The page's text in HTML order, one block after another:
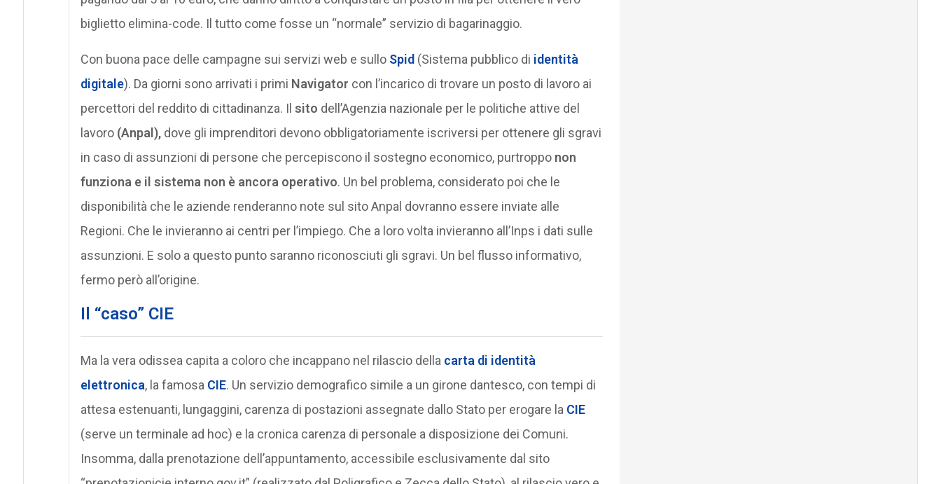
biglietto elimina-code. Il tutto come fosse un “normale” servizio di bagarinaggio.
Con buona pace delle campagne sui servizi web e sullo Spid (Sistema pubblico di identità
digitale). Da giorni sono arrivati i primi Navigator con l’incarico di trovare un posto di lavoro ai
percettori del reddito di cittadinanza. Il sito dell’Agenzia nazionale per le politiche attive del
lavoro (Anpal),dove gli imprenditori devono obbligatoriamente iscriversi per ottenere gli sgravi
in caso di assunzioni di persone che percepiscono il sostegno economico, purtroppo non
funziona e il sistema non è ancora operativo. Un bel problema, considerato poi che le
disponibilità che le aziende renderanno note sul sito Anpal dovranno essere inviate alle
Regioni. Che le invieranno ai centri per l’impiego. Che a loro volta invieranno all’Inps i dati sulle
assunzioni. E solo a questo punto saranno riconosciuti gli sgravi. Un bel flusso informativo,
fermo però all’origine.
Il “caso” CIE
Ma la vera odissea capita a coloro che incappano nel rilascio della carta di identità
elettronica, la famosa CIE. Un servizio demografico simile a un girone dantesco, con tempi di
attesa estenuanti, lungaggini, carenza di postazioni assegnate dallo Stato per erogare la CIE
(serve un terminale ad hoc) e la cronica carenza di personale a disposizione dei Comuni.
Insomma, dalla prenotazione dell’appuntamento, accessibile esclusivamente dal sito